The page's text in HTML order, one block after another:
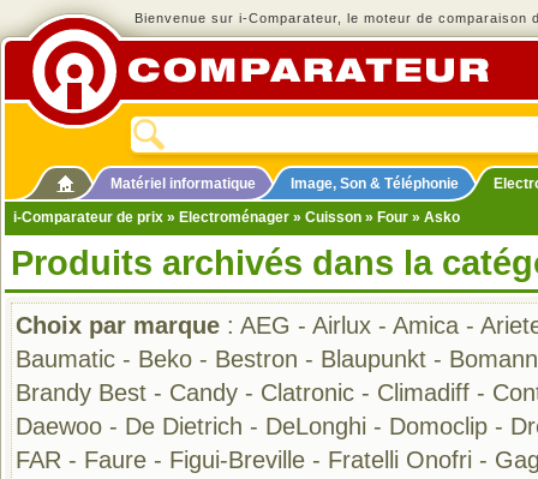
Bienvenue sur i-Comparateur, le moteur de comparaison
Matériel informatique Image, Son & Téléphonie
i-Comparateur de prix » Electroménager » Cuisson » Four » Asko
Produits archivés dans la
Choix par marque : AEG - Airlux - Amica -
Baumatic - Beko - Bestron - Blaupunkt - Bomann
Brandy Best - Candy - Clatronic - Climadiff -
Daewoo - De Dietrich - DeLonghi - Domoclip -
FAR - Faure - Figui-Breville - Fratelli Onofri -